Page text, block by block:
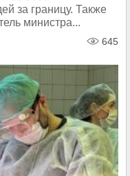
за границу. Также
министра...
645